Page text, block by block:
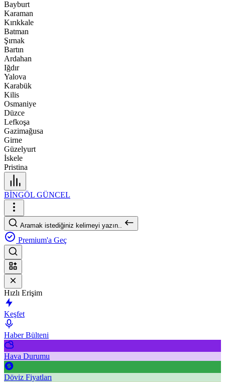
Bayburt
Karaman
Kırıkkale
Batman
Şırnak
Bartın
Ardahan
Iğdır
Yalova
Karabük
Kilis
Osmaniye
Düzce
Lefkoşa
Gazimağusa
Girne
Güzelyurt
İskele
Pristina
BİNGÖL GÜNCEL
Aramak istediğiniz kelimeyi yazın..
Premium'a Geç
Hızlı Erişim
Keşfet
Haber Bülteni
Hava Durumu
Döviz Fiyatları